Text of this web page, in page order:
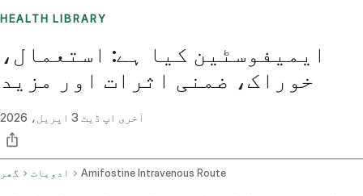
HEALTH LIBRARY
ایمیفوسٹین کیا ہے: استعمال،
خوراک، ضمنی اثرات اور مزید
آخری اپ ڈیٹ 3 اپریل، 2026
گھر ادویات Amifostine Intravenous Route